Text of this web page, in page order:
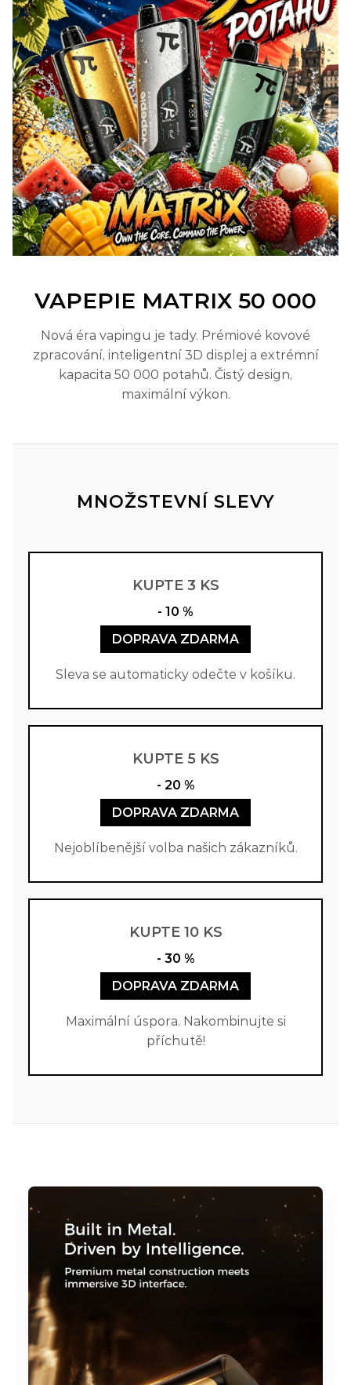
VAPEPIE MATRIX 50 000
Nová éra vapingu je tady. Prémiové kovové
zpracování, inteligentní 3D displej a extrémní
kapacita 50 000 potahů. Čistý design,
maximální výkon.
MNOŽSTEVNÍ SLEVY
KUPTE 3 KS
- 10 %
DOPRAVA ZDARMA
Sleva se automaticky odečte v košíku.
KUPTE 5 KS
- 20 %
DOPRAVA ZDARMA
Nejoblíbenější volba našich zákazníků.
KUPTE 10 KS
- 30 %
DOPRAVA ZDARMA
Maximální úspora. Nakombinujte si
příchutě!